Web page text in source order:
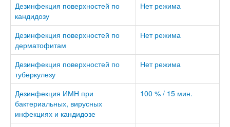
Дезинфекция поверхностей по
кандидозу
Нет режима
Дезинфекция поверхностей по
дерматофитам
Нет режима
Дезинфекция поверхностей по
туберкулезу
Нет режима
Дезинфекция ИМН при
бактериальных, вирусных
инфекциях и кандидозе
100 % / 15 мин.